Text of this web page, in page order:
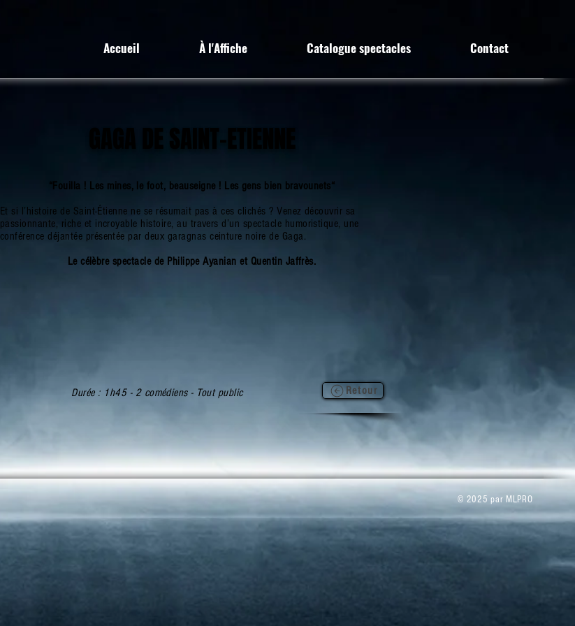
Accueil À l'Affiche Catalogue spectacles Contact
GAGA DE SAINT-ETIENNE
“Fouilla ! Les mines, le foot, beauseigne ! Les gens bien bravounets“
Et si l’histoire de Saint-Étienne ne se résumait pas à ces clichés ? Venez découvrir sa
passionnante, riche et incroyable histoire, au travers d’un spectacle humoristique, une
conférence déjantée présentée par deux garagnas ceinture noire de Gaga.
Le célèbre spectacle de Philippe Ayanian et Quentin Jaffrès.
Durée : 1h45 - 2 comédiens - Tout public Retour
© 2025 par MLPRO